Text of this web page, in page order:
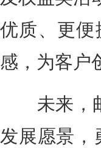
优质、更便
感，为客户
未来，邮
发展愿景，